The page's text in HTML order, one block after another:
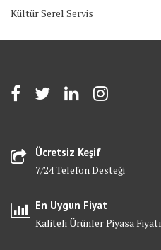
Kültür Serel Servis
Ücretsiz Keşif
7/24 Telefon Desteği
En Uygun Fiyat
Kaliteli Ürünler Piyasa Fiyatı